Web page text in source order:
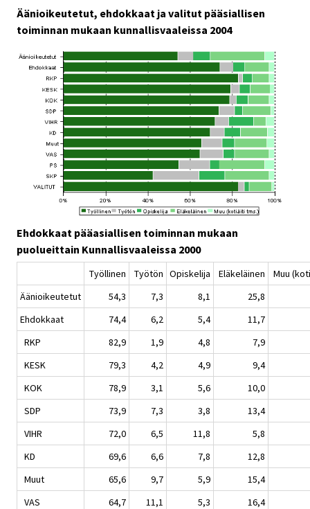
Äänioikeutetut, ehdokkaat ja valitut pääsiallisen
toiminnan mukaan kunnallisvaaleissa 2004
Ehdokkaat pääasiallisen toiminnan mukaan
puolueittain Kunnallisvaaleissa 2000
Työllinen Työtön Opiskelija Eläkeläinen
Muu
Äänioikeutetut
54,3 7,3 8,1
25,8
Ehdokkaat
74,4 6,2 5,4
11,7
RKP
82,9 1,9 4,8
7,9
KESK
79,3 4,2 4,9
9,4
KOK
78,9 3,1 5,6
10,0
SDP
73,9 7,3 3,8
13,4
VIHR
72,0 6,5 11,8
5,8
KD
69,6 6,6 7,8
12,8
Muut
65,6 9,7 5,9
15,4
VAS
64,7 11,1 5,3
16,4